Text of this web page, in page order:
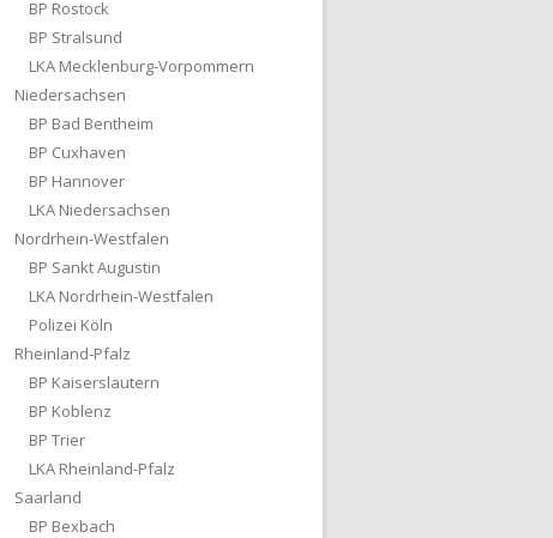
BP Rostock
BP Stralsund
LKA Mecklenburg-Vorpommern
Niedersachsen
BP Bad Bentheim
BP Cuxhaven
BP Hannover
LKA Niedersachsen
Nordrhein-Westfalen
BP Sankt Augustin
LKA Nordrhein-Westfalen
Polizei Köln
Rheinland-Pfalz
BP Kaiserslautern
BP Koblenz
BP Trier
LKA Rheinland-Pfalz
Saarland
BP Bexbach